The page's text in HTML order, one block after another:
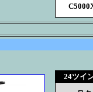
24ツイ